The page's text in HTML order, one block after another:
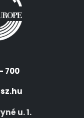
700
u. 1.